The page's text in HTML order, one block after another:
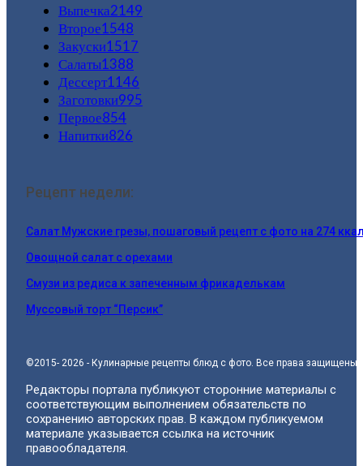
Выпечка2149
Второе1548
Закуски1517
Салаты1388
Дессерт1146
Заготовки995
Первое854
Напитки826
Рецепт недели:
Салат Мужские грезы, пошаговый рецепт с фото на 274
Овощной салат с орехами
Смузи из редиса к запеченным фрикаделькам
Муссовый торт “Персик”
©2015- 2026 - Кулинарные рецепты блюд с фото. Все права защищены.
Редакторы портала публикуют сторонние материалы с
соответствующим выполнением обязательств по
сохранению авторских прав. В каждом публикуемом
материале указывается ссылка на источник
правообладателя.